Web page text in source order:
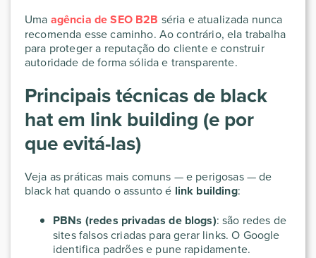
Uma agência de SEO B2B séria e atualizada nunca
recomenda esse caminho. Ao contrário, ela trabalha
para proteger a reputação do cliente e construir
autoridade de forma sólida e transparente.
Principais técnicas de black
hat em link building (e por
que evitá-las)
Veja as práticas mais comuns — e perigosas — de
black hat quando o assunto é link building:
PBNs (redes privadas de blogs): são redes de
sites falsos criadas para gerar links. O Google
identifica padrões e pune rapidamente.